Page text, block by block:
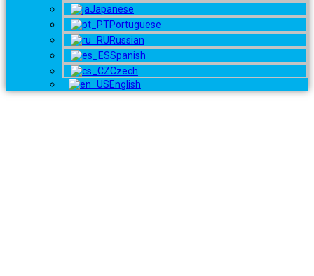
Japanese
Portuguese
Russian
Spanish
Czech
English